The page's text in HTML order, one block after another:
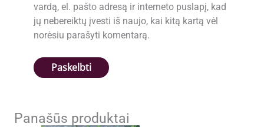
vardą, el. pašto adresą ir interneto puslapį, kad
jų nebereiktų įvesti iš naujo, kai kitą kartą vėl
norėsiu parašyti komentarą.
Panašūs produktai